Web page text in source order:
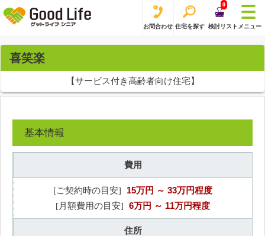
お問合わせ 住宅を探す
0
検討リスト メニュー
喜笑楽
【サービス付き高齢者向け住宅】
基本情報
費用
[ご契約時の目安] 15万円 ～ 33万円程度
[月額費用の目安] 6万円 ～ 11万円程度
住所